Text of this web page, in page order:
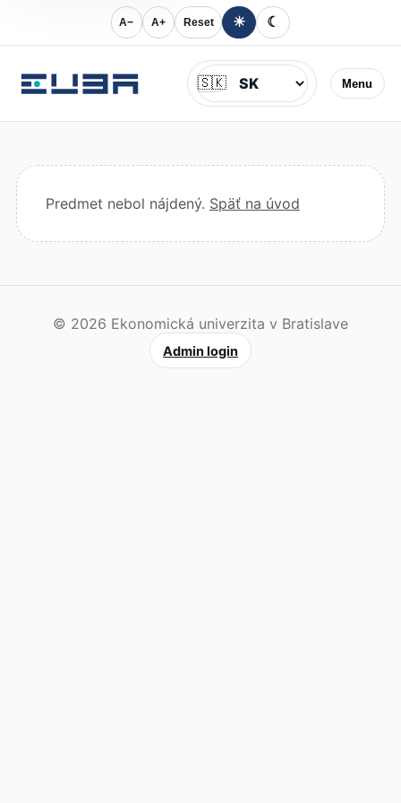
A− A+ Reset ☀ ☾
Menu
Jazyk
🇸🇰
Predmet nebol nájdený. Späť na úvod
© 2026 Ekonomická univerzita v Bratislave
Admin login